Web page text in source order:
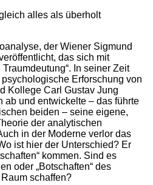
alles als überholt
der Wiener Sigmund
das sich mit
In seiner Zeit
Erforschung von
Kollege Carl Gustav Jung
ab und entwickelte – das führte
beiden – seine eigene,
der analytischen
in der Moderne verlor das
ist hier der Unterschied? Er
kommen. Sind es
oder „Botschaften“ des
schaffen?